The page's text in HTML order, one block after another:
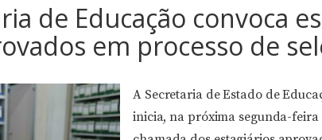
de Educação convoca
em processo de
A Secretaria de Estado de
inicia, na próxima segunda-feira